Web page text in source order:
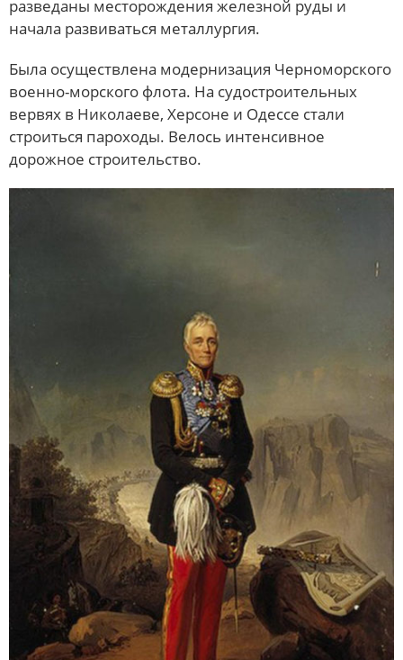
разведаны месторождения железной руды и
начала развиваться металлургия.
Была осуществлена модернизация Черноморского
военно-морского флота. На судостроительных
вервях в Николаеве, Херсоне и Одессе стали
строиться пароходы. Велось интенсивное
дорожное строительство.